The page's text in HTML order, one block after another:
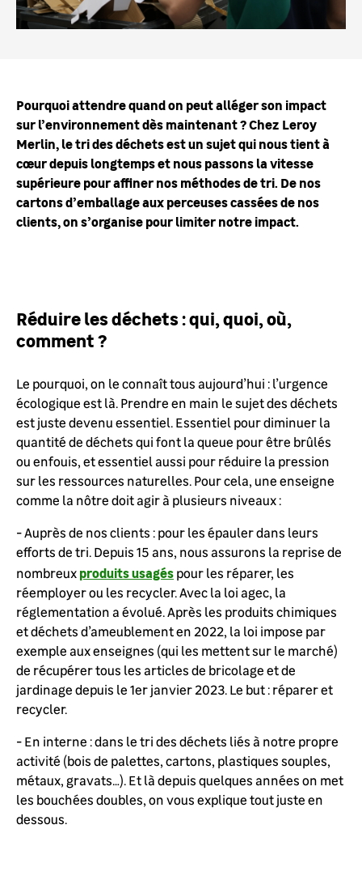
Pourquoi attendre quand on peut alléger son impact
sur l’environnement dès maintenant ? Chez Leroy
Merlin, le tri des déchets est un sujet qui nous tient à
cœur depuis longtemps et nous passons la vitesse
supérieure pour affiner nos méthodes de tri. De nos
cartons d’emballage aux perceuses cassées de nos
clients, on s’organise pour limiter notre impact.
Réduire les déchets : qui, quoi, où,
comment ?
Le pourquoi, on le connaît tous aujourd’hui : l’urgence
écologique est là. Prendre en main le sujet des déchets
est juste devenu essentiel. Essentiel pour diminuer la
quantité de déchets qui font la queue pour être brûlés
ou enfouis, et essentiel aussi pour réduire la pression
sur les ressources naturelles. Pour cela, une enseigne
comme la nôtre doit agir à plusieurs niveaux :
- Auprès de nos clients : pour les épauler dans leurs
efforts de tri. Depuis 15 ans, nous assurons la reprise de
nombreux produits usagés pour les réparer, les
réemployer ou les recycler. Avec la loi agec, la
réglementation a évolué. Après les produits chimiques
et déchets d’ameublement en 2022, la loi impose par
exemple aux enseignes (qui les mettent sur le marché)
de récupérer tous les articles de bricolage et de
jardinage depuis le 1er janvier 2023. Le but : réparer et
recycler.
- En interne : dans le tri des déchets liés à notre propre
activité (bois de palettes, cartons, plastiques souples,
métaux, gravats…). Et là depuis quelques années on met
les bouchées doubles, on vous explique tout juste en
dessous.